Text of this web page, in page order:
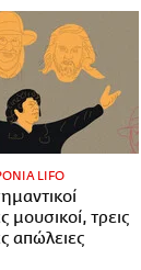
LIFO
μουσικοί, τρεις
απώλειες